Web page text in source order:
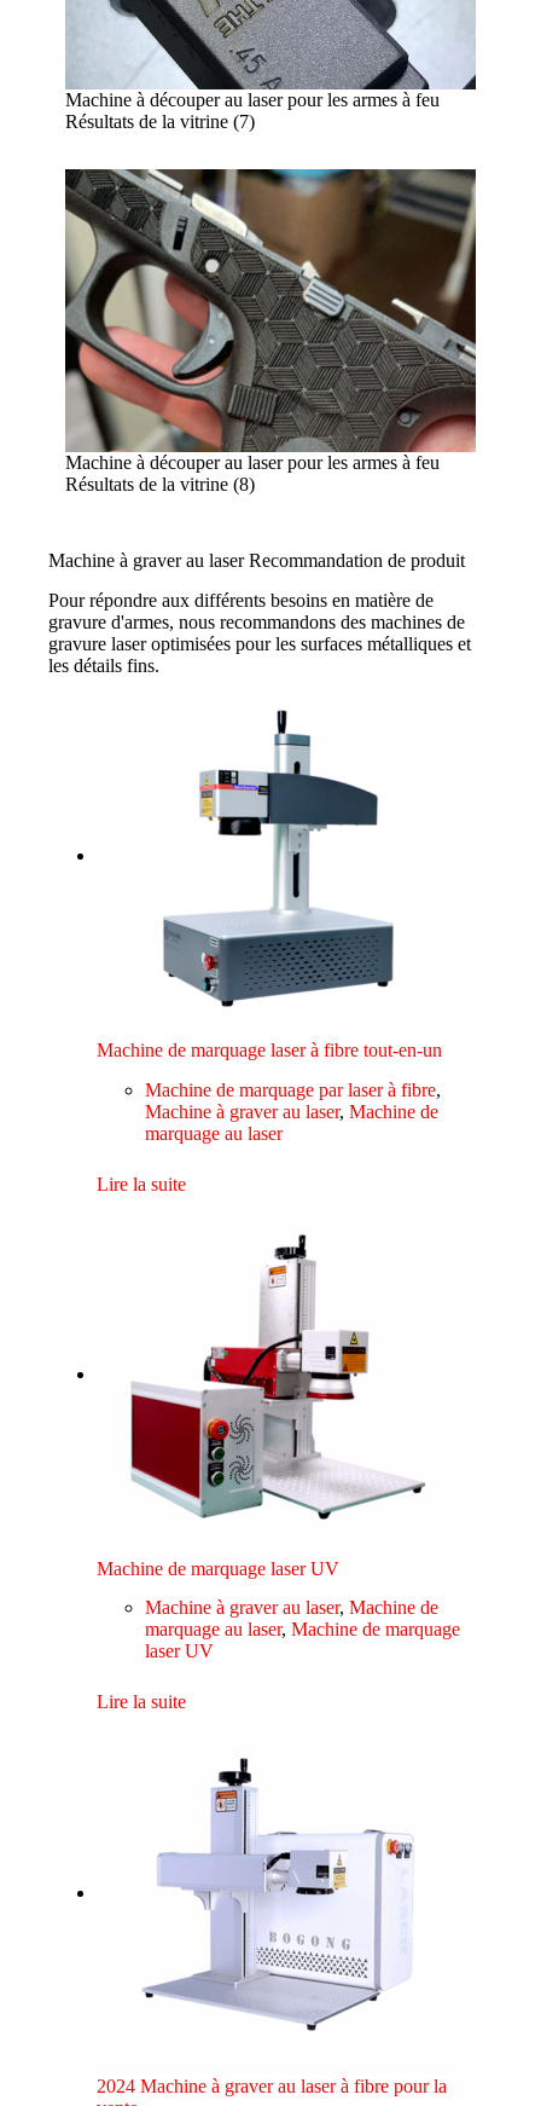
Machine à découper au laser pour les armes à feu
Résultats de la vitrine (7)
Machine à découper au laser pour les armes à feu
Résultats de la vitrine (8)
Machine à graver au laser Recommandation de produit
Pour répondre aux différents besoins en matière de
gravure d'armes, nous recommandons des machines de
gravure laser optimisées pour les surfaces métalliques et
les détails fins.
Machine de marquage laser à fibre tout-en-un
Machine de marquage par laser à fibre,
Machine à graver au laser,Machine de
marquage au laser
Lire la suite
Machine de marquage laser UV
Machine à graver au laser,Machine de
marquage au laser,Machine de marquage
laser UV
Lire la suite
2024 Machine à graver au laser à fibre pour la